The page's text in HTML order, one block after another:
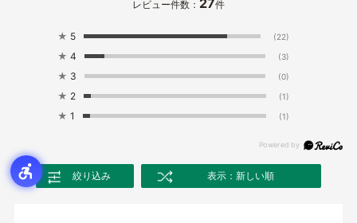
レビュー件数： 件
★ 5 (22)
★ 4 (3)
★ 3 (0)
★ 2 (1)
★ 1 (1)
絞り込み 表示：新しい順